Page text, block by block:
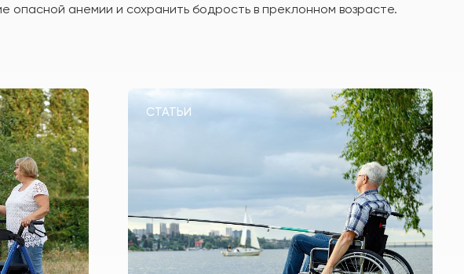
опасной анемии и сохранить бодрость в преклонном возрасте.
СТАТЬИ